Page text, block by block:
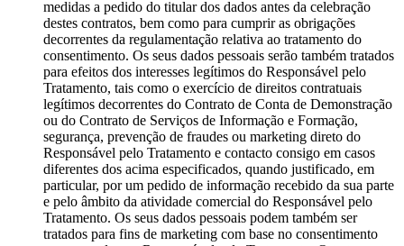
medidas a pedido do titular dos dados antes da celebração
destes contratos, bem como para cumprir as obrigações
decorrentes da regulamentação relativa ao tratamento do
consentimento. Os seus dados pessoais serão também tratados
para efeitos dos interesses legítimos do Responsável pelo
Tratamento, tais como o exercício de direitos contratuais
legítimos decorrentes do Contrato de Conta de Demonstração
ou do Contrato de Serviços de Informação e Formação,
segurança, prevenção de fraudes ou marketing direto do
Responsável pelo Tratamento e contacto consigo em casos
diferentes dos acima especificados, quando justificado, em
particular, por um pedido de informação recebido da sua parte
e pelo âmbito da atividade comercial do Responsável pelo
Tratamento. Os seus dados pessoais podem também ser
tratados para fins de marketing com base no consentimento